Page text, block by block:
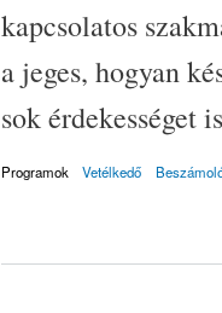
kapcsolatos
a jeges, hogyan
sok érdekességet
Programok Vetélkedő